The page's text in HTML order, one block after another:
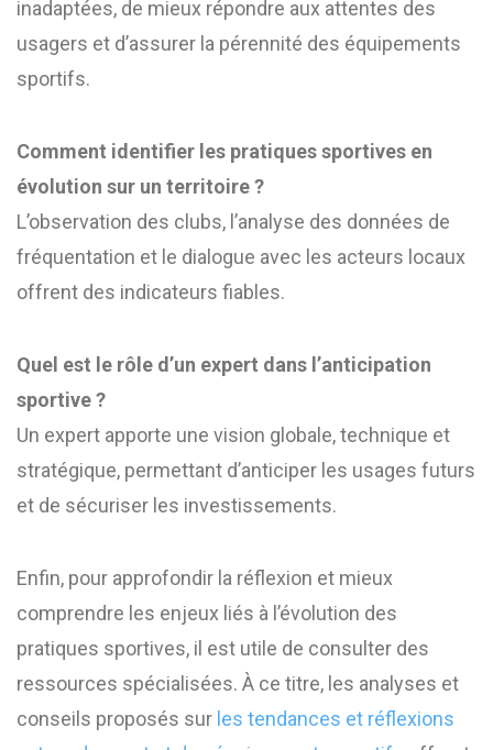
inadaptées, de mieux répondre aux attentes des
usagers et d’assurer la pérennité des équipements
sportifs.
Comment identifier les pratiques sportives en
évolution sur un territoire ?
L’observation des clubs, l’analyse des données de
fréquentation et le dialogue avec les acteurs locaux
offrent des indicateurs fiables.
Quel est le rôle d’un expert dans l’anticipation
sportive ?
Un expert apporte une vision globale, technique et
stratégique, permettant d’anticiper les usages futurs
et de sécuriser les investissements.
Enfin, pour approfondir la réflexion et mieux
comprendre les enjeux liés à l’évolution des
pratiques sportives, il est utile de consulter des
ressources spécialisées. À ce titre, les analyses et
conseils proposés sur les tendances et réflexions